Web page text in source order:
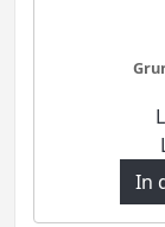
In